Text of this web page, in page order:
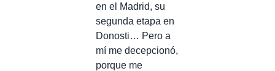
en el Madrid, su
segunda etapa en
Donosti… Pero a
mí me decepcionó,
porque me